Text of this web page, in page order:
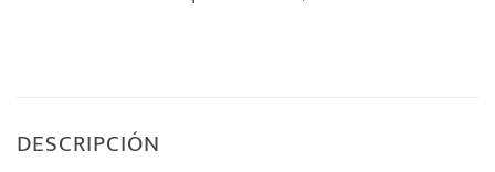
DESCRIPCIÓN